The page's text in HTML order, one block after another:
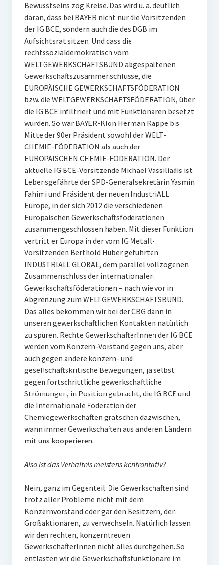
Bewusstseins zog Kreise. Das wird u. a. deutlich
daran, dass bei BAYER nicht nur die Vorsitzenden
der IG BCE, sondern auch die des DGB im
Aufsichtsrat sitzen. Und dass die
rechtssozialdemokratisch vom
WELTGEWERKSCHAFTSBUND abgespaltenen
Gewerkschaftszusammenschlüsse, die
EUROPÄISCHE GEWERKSCHAFTSFÖDERATION
bzw. die WELTGEWERKSCHAFTSFÖDERATION, über
die IG BCE infiltriert und mit Funktionären besetzt
wurden. So war BAYER-Klon Herman Rappe bis
Mitte der 90er Präsident sowohl der WELT-
CHEMIE-FÖDERATION als auch der
EUROPÄISCHEN CHEMIE-FÖDERATION. Der
aktuelle IG BCE-Vorsitzende Michael Vassiliadis ist
Lebensgefährte der SPD-Generalsekretärin Yasmin
Fahimi und Präsident der neuen IndustriALL
Europe, in der sich 2012 die verschiedenen
Europäischen Gewerkschaftsföderationen
zusammengeschlossen haben. Mit dieser Funktion
vertritt er Europa in der vom IG Metall-
Vorsitzenden Berthold Huber geführten
INDUSTRIALL GLOBAL, dem parallel vollzogenen
Zusammenschluss der internationalen
Gewerkschaftsföderationen – nach wie vor in
Abgrenzung zum WELTGEWERKSCHAFTSBUND.
Das alles bekommen wir bei der CBG dann in
unseren gewerkschaftlichen Kontakten natürlich
zu spüren. Rechte GewerkschafterInnen der IG BCE
werden vom Konzern-Vorstand gegen uns, aber
auch gegen andere konzern- und
gesellschaftskritische Bewegungen, ja selbst
gegen fortschrittliche gewerkschaftliche
Strömungen, in Position gebracht; die IG BCE und
die Internationale Föderation der
Chemiegewerkschaften grätschen dazwischen,
wann immer Gewerkschaften aus anderen Ländern
mit uns kooperieren.
Also ist das Verhältnis meistens konfrontativ?
Nein, ganz im Gegenteil. Die Gewerkschaften sind
trotz aller Probleme nicht mit dem
Konzernvorstand oder gar den Besitzern, den
Großaktionären, zu verwechseln. Natürlich lassen
wir den rechten, konzerntreuen
GewerkschafterInnen nicht alles durchgehen. So
entlasten wir die Gewerkschaftsfunktionäre im